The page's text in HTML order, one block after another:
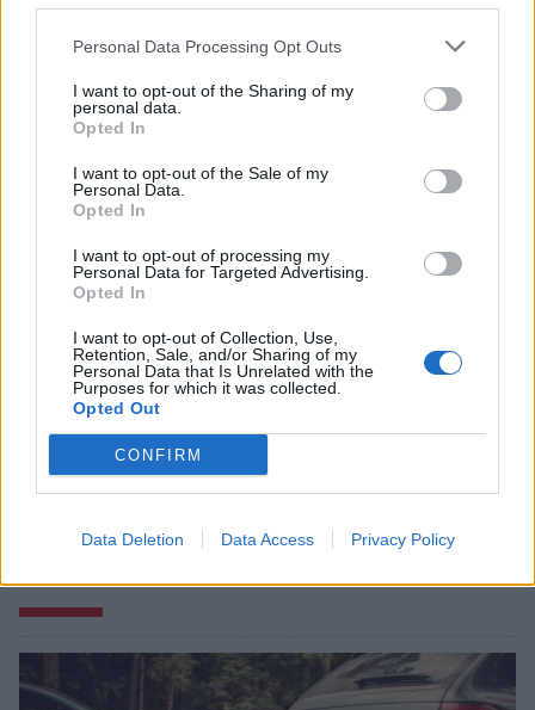
Personal Data Processing Opt Outs
I want to opt-out of the Sharing of my
personal data.
Opted In
I want to opt-out of the Sale of my
Personal Data.
Opted In
I want to opt-out of processing my
Personal Data for Targeted Advertising.
Opted In
I want to opt-out of Collection, Use,
Retention, Sale, and/or Sharing of my
Personal Data that Is Unrelated with the
Purposes for which it was collected.
Opted Out
CONFIRM
Data Deletion Data Access Privacy Policy